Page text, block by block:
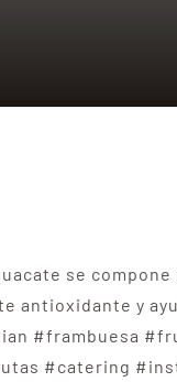
se
antioxidante y
#frambuesa
#catering